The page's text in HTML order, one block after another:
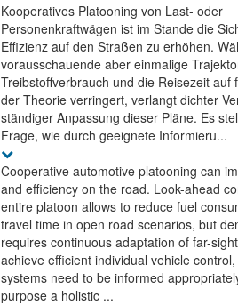
Kooperatives Platooning von Last- oder
Personenkraftwägen ist im Stande die
Effizienz auf den Straßen zu erhöhen.
vorausschauende aber einmalige
Treibstoffverbrauch und die Reisezeit auf
der Theorie verringert, verlangt dichter
ständiger Anpassung dieser Pläne. Es
Frage, wie durch geeignete Informieru...
Cooperative automotive platooning can
and efficiency on the road. Look-ahead
entire platoon allows to reduce fuel
travel time in open road scenarios, but
requires continuous adaptation of far-
achieve efficient individual vehicle
systems need to be informed
purpose a holistic ...